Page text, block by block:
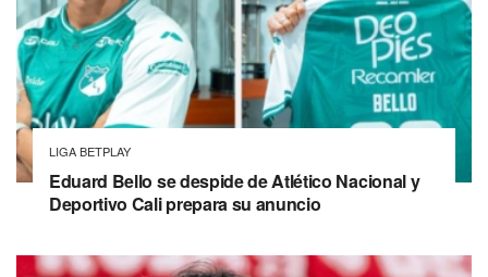
LIGA BETPLAY
Eduard Bello se despide de Atlético Nacional y
Deportivo Cali prepara su anuncio